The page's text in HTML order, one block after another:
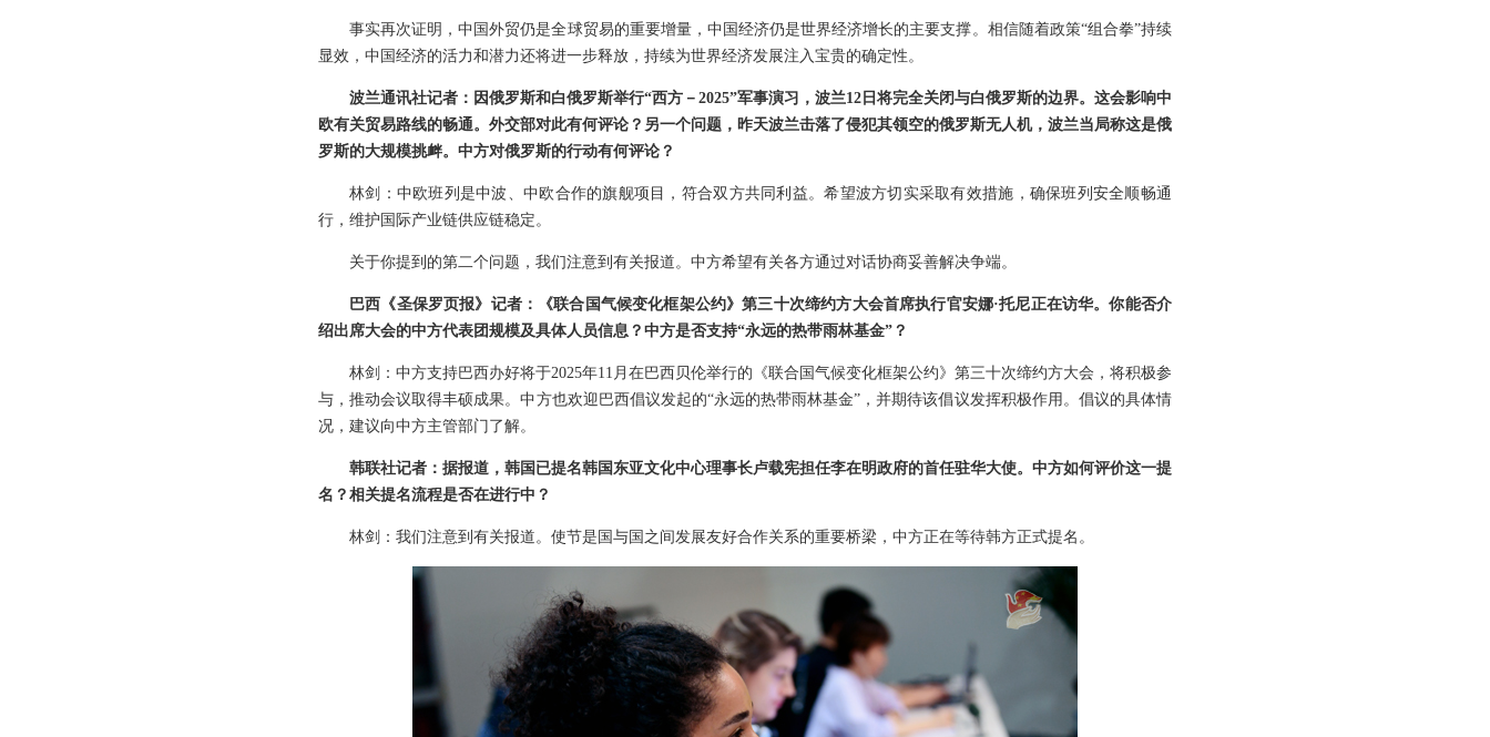
事实再次证明，中国外贸仍是全球贸易的重要增量，中国经济仍是世界经济增长的主要支撑。相信随着政策“组合拳”持续
显效，中国经济的活力和潜力还将进一步释放，持续为世界经济发展注入宝贵的确定性。
波兰通讯社记者：因俄罗斯和白俄罗斯举行“西方－2025”军事演习，波兰12日将完全关闭与白俄罗斯的边界。这会影响中
欧有关贸易路线的畅通。外交部对此有何评论？另一个问题，昨天波兰击落了侵犯其领空的俄罗斯无人机，波兰当局称这是俄
罗斯的大规模挑衅。中方对俄罗斯的行动有何评论？
林剑：中欧班列是中波、中欧合作的旗舰项目，符合双方共同利益。希望波方切实采取有效措施，确保班列安全顺畅通
行，维护国际产业链供应链稳定。
关于你提到的第二个问题，我们注意到有关报道。中方希望有关各方通过对话协商妥善解决争端。
巴西《圣保罗页报》记者：《联合国气候变化框架公约》第三十次缔约方大会首席执行官安娜·托尼正在访华。你能否介
绍出席大会的中方代表团规模及具体人员信息？中方是否支持“永远的热带雨林基金”？
林剑：中方支持巴西办好将于2025年11月在巴西贝伦举行的《联合国气候变化框架公约》第三十次缔约方大会，将积极参
与，推动会议取得丰硕成果。中方也欢迎巴西倡议发起的“永远的热带雨林基金”，并期待该倡议发挥积极作用。倡议的具体情
况，建议向中方主管部门了解。
韩联社记者：据报道，韩国已提名韩国东亚文化中心理事长卢载宪担任李在明政府的首任驻华大使。中方如何评价这一提
名？相关提名流程是否在进行中？
林剑：我们注意到有关报道。使节是国与国之间发展友好合作关系的重要桥梁，中方正在等待韩方正式提名。